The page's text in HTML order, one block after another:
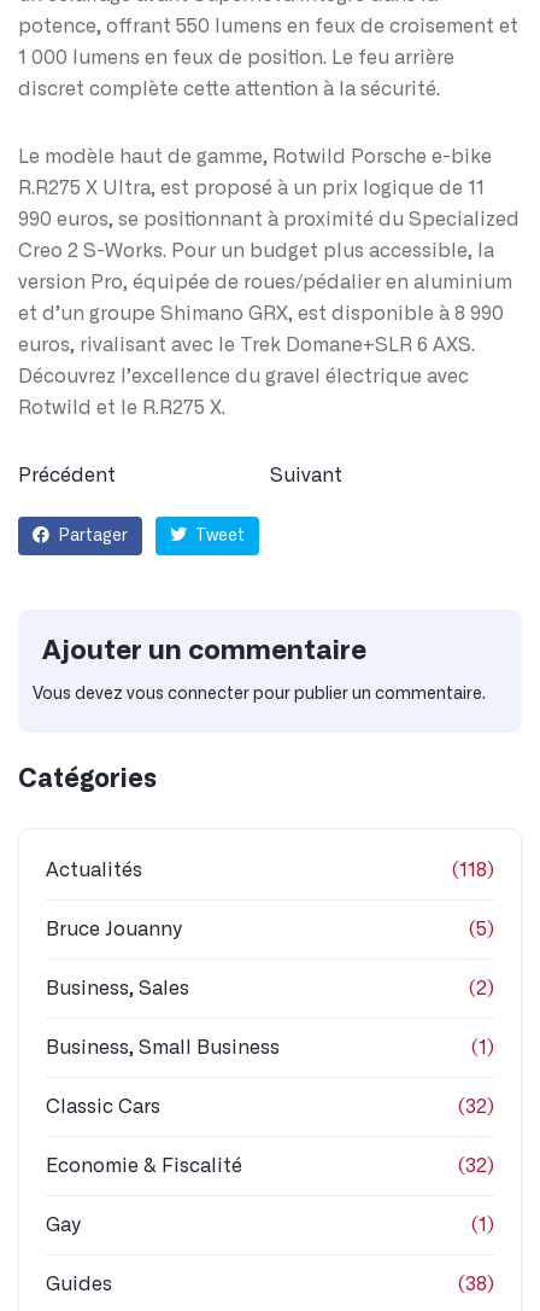
potence, offrant 550 lumens en feux de croisement et
1 000 lumens en feux de position. Le feu arrière
discret complète cette attention à la sécurité.
Le modèle haut de gamme, Rotwild Porsche e-bike
R.R275 X Ultra, est proposé à un prix logique de 11
990 euros, se positionnant à proximité du Specialized
Creo 2 S-Works. Pour un budget plus accessible, la
version Pro, équipée de roues/pédalier en aluminium
et d’un groupe Shimano GRX, est disponible à 8 990
euros, rivalisant avec le Trek Domane+SLR 6 AXS.
Découvrez l’excellence du gravel électrique avec
Rotwild et le R.R275 X.
Précédent Suivant
Partager Tweet
Ajouter un commentaire
Vous devez vous connecter pour publier un commentaire.
Catégories
Actualités (118)
Bruce Jouanny (5)
Business, Sales (2)
Business, Small Business (1)
Classic Cars (32)
Economie & Fiscalité (32)
Gay (1)
Guides (38)